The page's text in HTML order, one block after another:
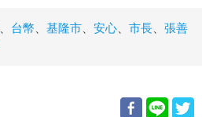
、 台幣、 基隆市、 安心、 市長、 張善